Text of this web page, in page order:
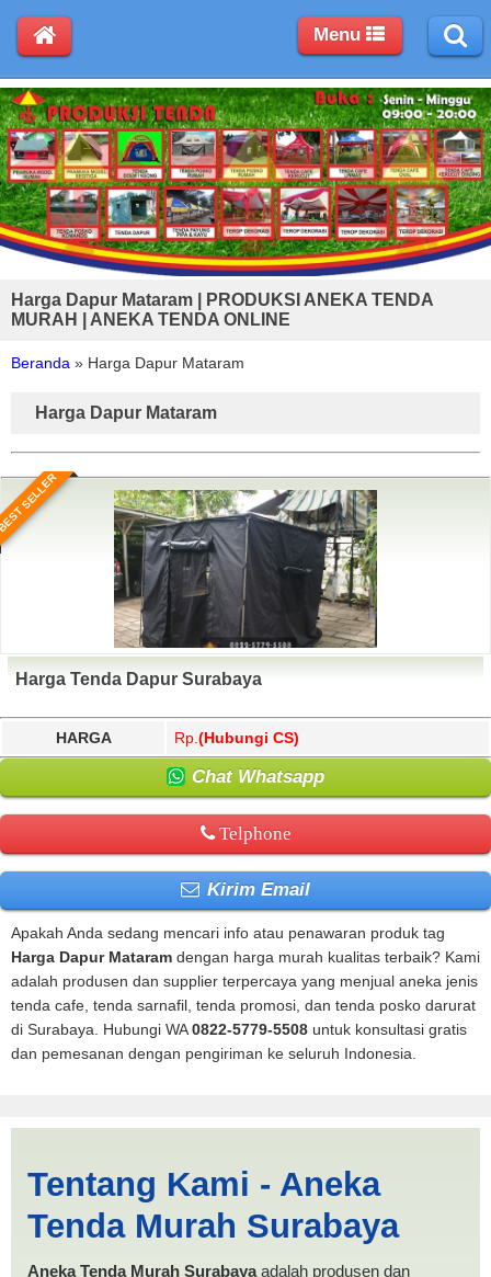
Harga Dapur Mataram | PRODUKSI ANEKA TENDA
MURAH | ANEKA TENDA ONLINE
Beranda » Harga Dapur Mataram
Harga Dapur Mataram
SELLER
Harga Tenda Dapur Surabaya
HARGA Rp. (Hubungi CS)
Chat Whatsapp
Telphone
Kirim Email
Apakah Anda sedang mencari info atau penawaran produk tag
Harga Dapur Mataram dengan harga murah kualitas terbaik? Kami
adalah produsen dan supplier terpercaya yang menjual aneka jenis
tenda cafe, tenda sarnafil, tenda promosi, dan tenda posko darurat
di Surabaya. Hubungi WA0822-5779-5508 untuk konsultasi gratis
dan pemesanan dengan pengiriman ke seluruh Indonesia.
PRODUKSI ANEKA TENDA
MURAH
Tentang Kami - Aneka
Tenda Murah Surabaya
Aneka Tenda Murah Surabayaadalah produsen dan
Menu